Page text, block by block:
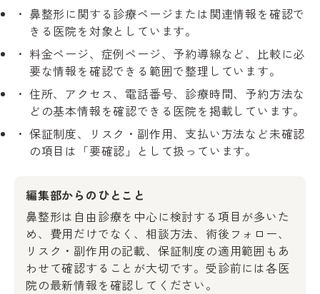
鼻整形に関する診療ページまたは関連情報を確認で
きる医院を対象としています。
料金ページ、症例ページ、予約導線など、比較に必
要な情報を確認できる範囲で整理しています。
住所、アクセス、電話番号、診療時間、予約方法な
どの基本情報を確認できる医院を掲載しています。
保証制度、リスク・副作用、支払い方法など未確認
の項目は「要確認」として扱っています。
編集部からのひとこと
鼻整形は自由診療を中心に検討する項目が多いた
め、費用だけでなく、相談方法、術後フォロー、
リスク・副作用の記載、保証制度の適用範囲もあ
わせて確認することが大切です。受診前には各医
院の最新情報を確認してください。